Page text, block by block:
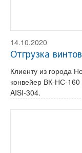
14.10.2020
Отгрузка
Клиенту из города
конвейер ВК-НС-160
AISI-304.